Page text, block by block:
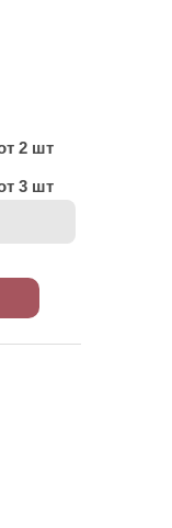
2 шт
3 шт